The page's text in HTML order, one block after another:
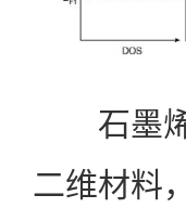
石墨烯
二维材料